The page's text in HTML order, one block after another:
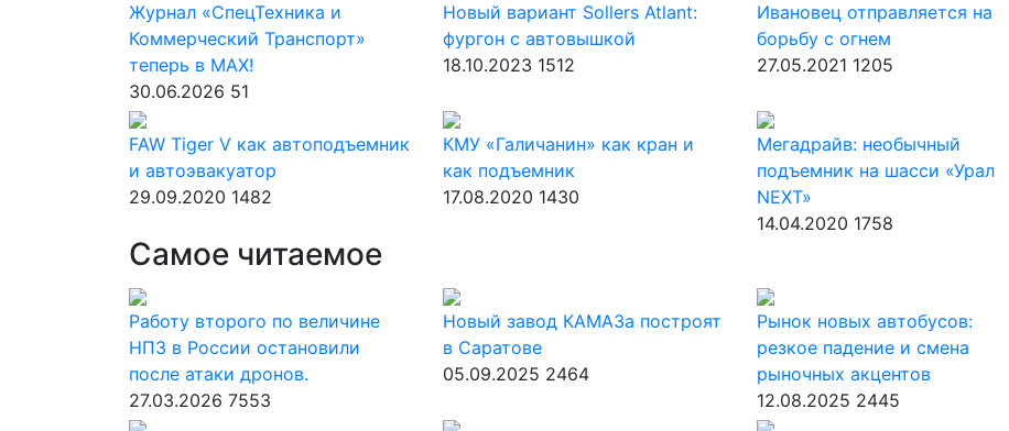
Журнал «СпецТехника и
Коммерческий Транспорт»
теперь в MAX!
30.06.2026 51
Новый вариант Sollers Atlant:
фургон с автовышкой
18.10.2023 1512
Ивановец отправляется на
борьбу с огнем
27.05.2021 1205
FAW Tiger V как автоподъемник
и автоэвакуатор
29.09.2020 1482
КМУ «Галичанин» как кран и
как подъемник
17.08.2020 1430
Мегадрайв: необычный
подъемник на шасси «Урал
NEXT»
14.04.2020 1758
Самое читаемое
Работу второго по величине
НПЗ в России остановили
после атаки дронов.
27.03.2026 7553
Новый завод КАМАЗа построят
в Саратове
05.09.2025 2464
Рынок новых автобусов:
резкое падение и смена
рыночных акцентов
12.08.2025 2445